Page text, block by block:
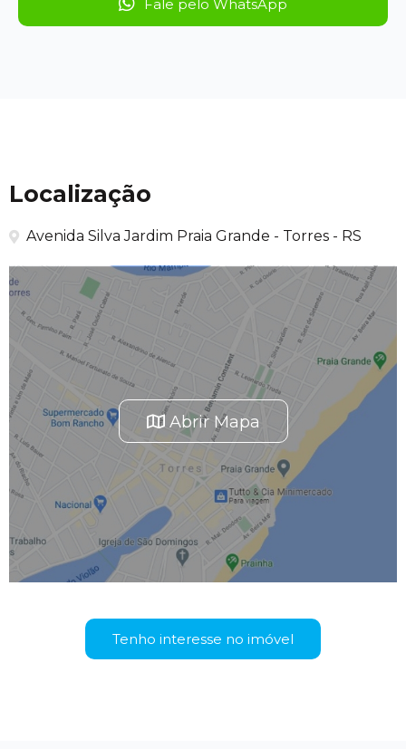
Fale pelo WhatsApp
Localização
Avenida Silva Jardim Praia Grande - Torres - RS
Abrir Mapa
Tenho interesse no imóvel